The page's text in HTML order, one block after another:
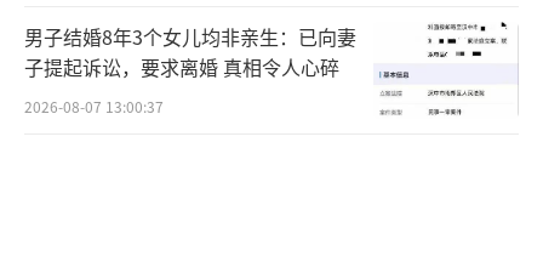
男子结婚8年3个女儿均非亲生：已向妻
子提起诉讼，要求离婚 真相令人心碎
2026-08-07 13:00:37